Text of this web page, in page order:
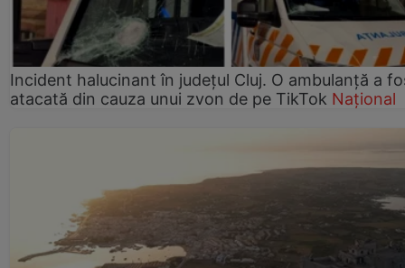
Incident halucinant în județul Cluj. O ambulanță a
atacată din cauza unui zvon de pe TikTok Național